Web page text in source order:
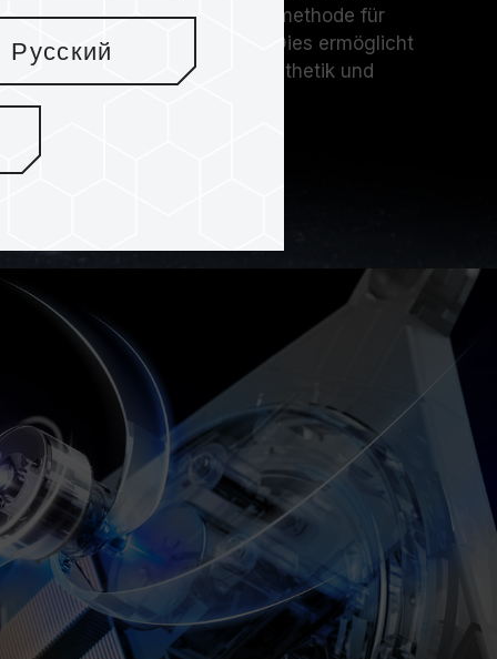
magnetischen Befestigungsmethode für
Entfernung ausgestattet ist. Dies ermöglicht
von Ihnen bevorzugte PC-Ästhetik und
Русский